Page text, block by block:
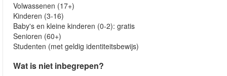
Volwassenen (17+)
Kinderen (3-16)
Baby's en kleine kinderen (0-2): gratis
Senioren (60+)
Studenten (met geldig identiteitsbewijs)
Wat is niet inbegrepen?